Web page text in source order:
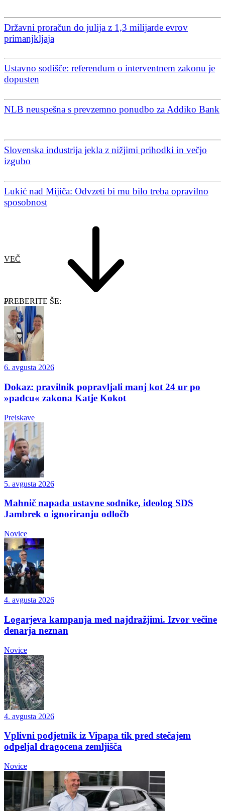
Državni proračun do julija z 1,3 milijarde evrov
primanjkljaja
Ustavno sodišče: referendum o interventnem zakonu je
dopusten
NLB neuspešna s prevzemno ponudbo za Addiko Bank
Slovenska industrija jekla z nižjimi prihodki in večjo
izgubo
Lukić nad Mijiča: Odvzeti bi mu bilo treba opravilno
sposobnost
VEČ
PREBERITE ŠE:
6. avgusta 2026
Dokaz: pravilnik popravljali manj kot 24 ur po
»padcu« zakona Katje Kokot
Preiskave
5. avgusta 2026
Mahnič napada ustavne sodnike, ideolog SDS
Jambrek o ignoriranju odločb
Novice
4. avgusta 2026
Logarjeva kampanja med najdražjimi. Izvor večine
denarja neznan
Novice
4. avgusta 2026
Vplivni podjetnik iz Vipapa tik pred stečajem
odpeljal dragocena zemljišča
Novice